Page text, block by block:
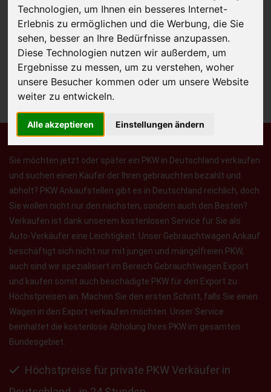
Technologien, um Ihnen ein besseres Internet-
Erlebnis zu ermöglichen und die Werbung, die Sie
sehen, besser an Ihre Bedürfnisse anzupassen.
Diese Technologien nutzen wir außerdem, um
Ergebnisse zu messen, um zu verstehen, woher
unsere Besucher kommen oder um unsere Website
weiter zu entwickeln.
Alle akzeptieren Einstellungen ändern
JETZT KOSTENLOSE BEWERTUNG
Kostenloses Angebotfür den Ankauf Ihres Autos inklusive der
Abholung, auf Wunsch sofort Geld. Ihre Daten werden nicht mit Dritten
Wir garantieren 100% Sicherheit.
Sie möchten jetzt oder später ein PKW in Deutschland verkaufen
und suchen einen Käufer der Ihren gebrauchten bezahlt und
abholt? PKW Ankaufstellen gibt es in Deutschland reichlich, doch
Sie wollen nicht nur den nächsten, sondern auch den Besten?
Verkaufen ist dank unserem kostenlosen Service für Sie als
Auto-Verkäufer eine Leichtigkeit. Unser Gebrauchtwagen Ankauf
beschäftigt sich nicht nur mit jungen und mängelfreien PKW,
auch sind wir spezialisiert im Bereich Gebrauchtwagen Export
und kaufen somit auch beschädigte PKW für den Export zu
Höchstpreisen an. Machen Sie den ersten Schritt, falls Sie einen
Wagen in den Export verkaufen möchten. Unser Service
beinhaltet die kostenlose Abholung Ihres PKW im gesamten
Bundesgebiet.
Höchstpreise für private PKW Verkäufer in